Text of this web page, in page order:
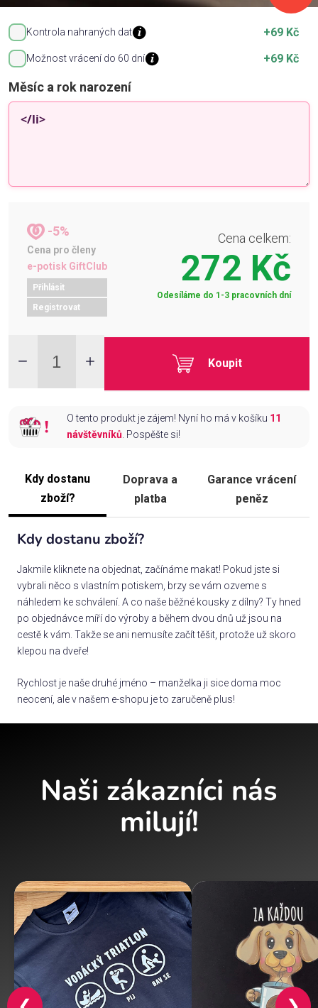
Kontrola nahraných dat +69 Kč
Možnost vrácení do 60 dní +69 Kč
Měsíc a rok narození
-5%
Cena pro členy
e-potisk GiftClub
Přihlásit
Registrovat
Cena celkem:
272 Kč
Odesíláme do 1-3 pracovních dní
Koupit
O tento produkt je zájem! Nyní ho má v košíku 11
návštěvníků. Pospěšte si!
Kdy dostanu
zboží?
Doprava a
platba
Garance vrácení
peněz
Kdy dostanu zboží?
Jakmile kliknete na objednat, začínáme makat! Pokud jste si
vybrali něco s vlastním potiskem, brzy se vám ozveme s
náhledem ke schválení. A co naše běžné kousky z dílny? Ty hned
po objednávce míří do výroby a během dvou dnů už jsou na
cestě k vám. Takže se ani nemusíte začít těšit, protože už skoro
klepou na dveře!
Rychlost je naše druhé jméno – manželka ji sice doma moc
neocení, ale v našem e-shopu je to zaručeně plus!
Naši zákazníci nás
milují!